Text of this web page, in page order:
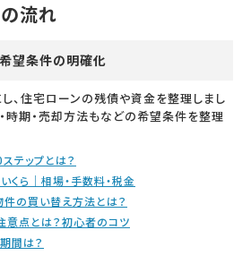
流れ
望条件の明確化
、住宅ローンの残債や資金を整理しまし
時期・売却方法もなどの希望条件を整理
テップとは？
くら｜相場・手数料・税金
の買い替え方法とは？
意点とは？初心者のコツ
間は？